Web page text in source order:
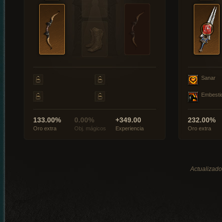
133.00%
Oro extra
0.00%
Obj. mágicos
+349.00
Experiencia
Sanar
232.00%
Oro extra